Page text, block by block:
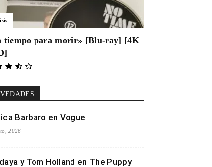
tiempo para morir» [Blu-ray] [4K
Barbaro en Vogue
2026
y Tom Holland en The Puppy